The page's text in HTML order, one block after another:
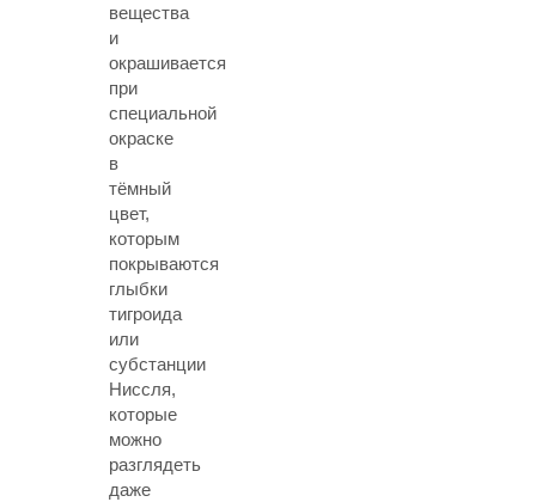
вещества
и
окрашивается
при
специальной
окраске
в
тёмный
цвет,
которым
покрываются
глыбки
тигроида
или
субстанции
Ниссля,
которые
можно
разглядеть
даже